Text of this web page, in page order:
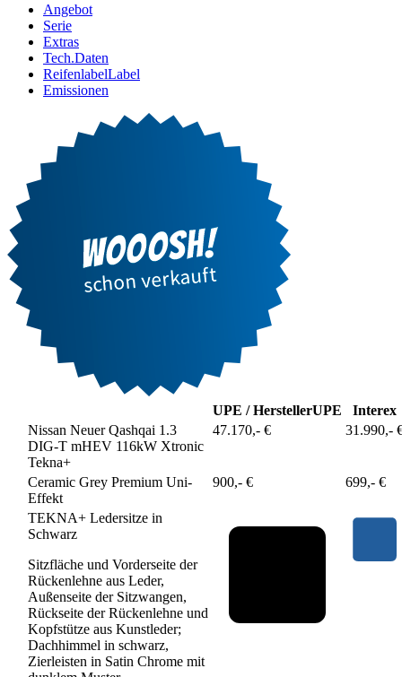
Angebot
Serie
Extras
Tech.Daten
ReifenlabelLabel
Emissionen
UPE / HerstellerUPE
Interex
Nissan Neuer Qashqai 1.3
DIG-T mHEV 116kW Xtronic
Tekna+
47.170,- € 31.990,-
Ceramic Grey Premium Uni-
Effekt
900,- € 699,- €
TEKNA+ Ledersitze in
Schwarz
Sitzfläche und Vorderseite der
Rückenlehne aus Leder,
Außenseite der Sitzwangen,
Rückseite der Rückenlehne und
Kopfstütze aus Kunstleder;
Dachhimmel in schwarz,
Zierleisten in Satin Chrome mit